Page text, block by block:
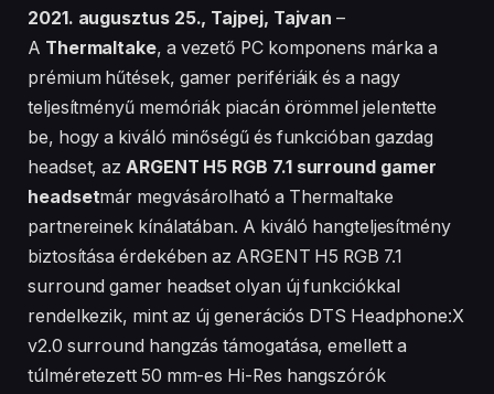
2021. augusztus 25., Tajpej, Tajvan –
A Thermaltake, a vezető PC komponens márka a
prémium hűtések, gamer perifériáik és a nagy
teljesítményű memóriák piacán örömmel jelentette
be, hogy a kiváló minőségű és funkcióban gazdag
headset, azARGENT H5 RGB 7.1 surround gamer
headsetmár megvásárolható a Thermaltake
partnereinek kínálatában. A kiváló hangteljesítmény
biztosítása érdekében az ARGENT H5 RGB 7.1
surround gamer headset olyan új funkciókkal
rendelkezik, mint az új generációs DTS Headphone:X
v2.0 surround hangzás támogatása, emellett a
túlméretezett 50 mm-es Hi-Res hangszórók